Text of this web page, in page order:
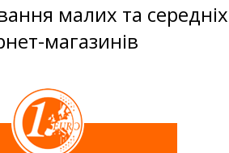
малих та середніх
магазинів